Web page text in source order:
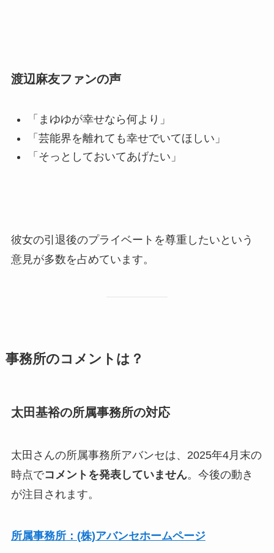
渡辺麻友ファンの声
「まゆゆが幸せなら何より」
「芸能界を離れても幸せでいてほしい」
「そっとしておいてあげたい」
彼女の引退後のプライベートを尊重したいという
意見が多数を占めています。
事務所のコメントは？
太田基裕の所属事務所の対応
太田さんの所属事務所アバンセは、2025年4月末の
時点でコメントを発表していません。今後の動き
が注目されます。
所属事務所：(株)アバンセホームページ